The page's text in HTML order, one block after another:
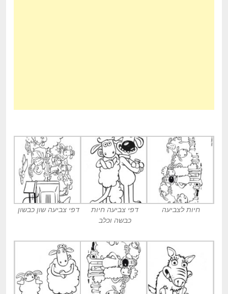
חיות לצביעה
דפי צביעה חיות
כבשה וכלב
דפי צביעה שון כבשון